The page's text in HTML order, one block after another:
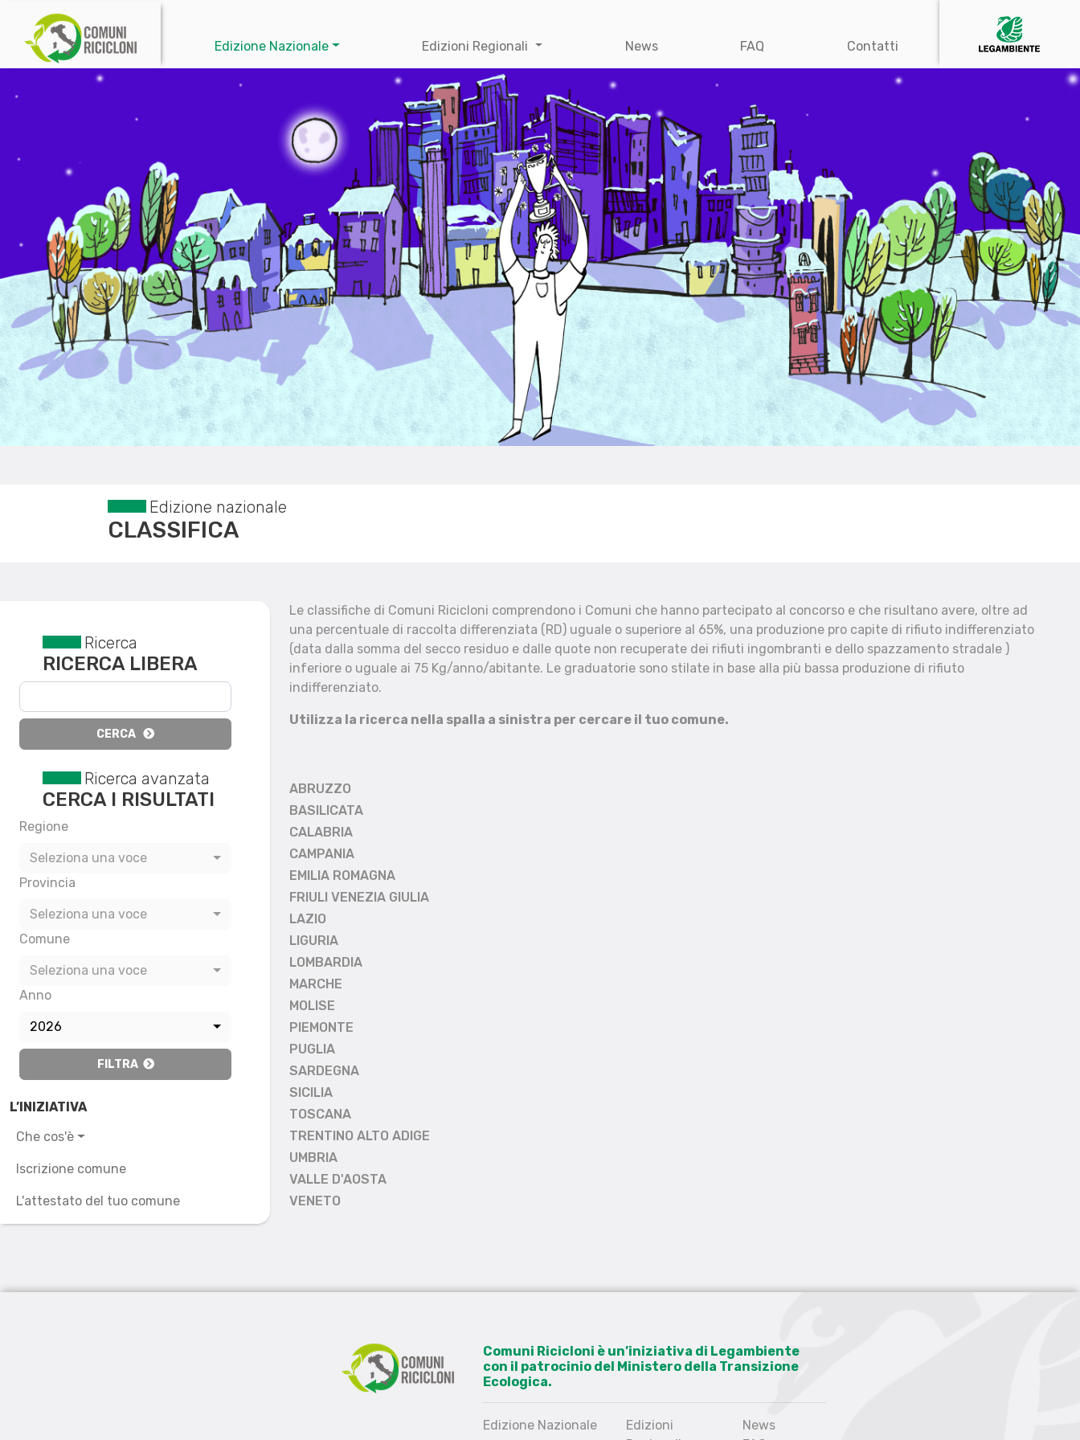
Edizione Nazionale Edizioni Regionali News FAQ Contatti
Edizione nazionale
CLASSIFICA
Reset filtri
Ricerca
RICERCA LIBERA
CERCA
Ricerca avanzata
CERCA I RISULTATI
Regione
Seleziona una voce
Provincia
Seleziona una voce
Comune
Seleziona una voce
Anno
2026
FILTRA
L’INIZIATIVA
Che cos'è
Iscrizione comune
L'attestato del tuo comune
Le classifiche di Comuni Ricicloni comprendono i Comuni che hanno partecipato al concorso e che risultano avere, oltre ad
una percentuale di raccolta differenziata (RD) uguale o superiore al 65%, una produzione pro capite di rifiuto indifferenziato
(data dalla somma del secco residuo e dalle quote non recuperate dei rifiuti ingombranti e dello spazzamento stradale )
inferiore o uguale ai 75 Kg/anno/abitante. Le graduatorie sono stilate in base alla più bassa produzione di rifiuto
indifferenziato.
Utilizza la ricerca nella spalla a sinistra per cercare il tuo comune.
ABRUZZO
BASILICATA
CALABRIA
CAMPANIA
EMILIA ROMAGNA
FRIULI VENEZIA GIULIA
LAZIO
LIGURIA
LOMBARDIA
MARCHE
MOLISE
PIEMONTE
PUGLIA
SARDEGNA
SICILIA
TOSCANA
TRENTINO ALTO ADIGE
UMBRIA
VALLE D'AOSTA
VENETO
Comuni Ricicloni è un’iniziativa di Legambiente
con il patrocinio del Ministero della Transizione
Ecologica.
Edizione Nazionale
Edizioni
News